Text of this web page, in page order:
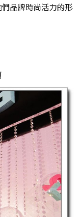
品牌時尚活力的形